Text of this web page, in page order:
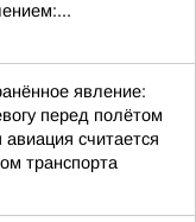
явление:
перед полётом
считается
транспорта